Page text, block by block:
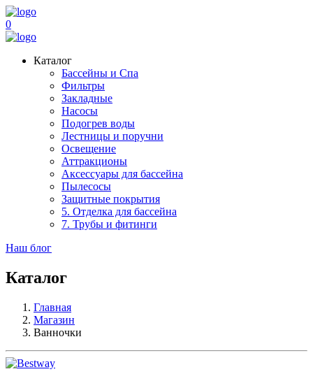
0
Каталог
Бассейны и Спа
Фильтры
Закладные
Насосы
Подогрев воды
Лестницы и поручни
Освещение
Аттракционы
Аксессуары для бассейна
Пылесосы
Защитные покрытия
5. Отделка для бассейна
7. Трубы и фитинги
Наш блог
Каталог
Главная
Магазин
Ванночки